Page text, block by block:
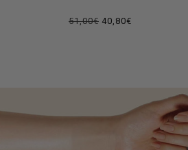
51,00€ 40,80€